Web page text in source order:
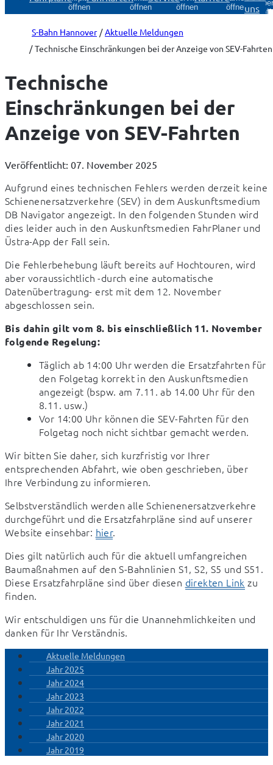
öffnen
öffnen
öffnen
öffnenuns
S-Bahn Hannover
Aktuelle Meldungen
Technische Einschränkungen bei der Anzeige von SEV-Fahrten
Technische
Einschränkungen bei der
Anzeige von SEV-Fahrten
Veröffentlicht: 07. November 2025
Aufgrund eines technischen Fehlers werden derzeit keine
Schienenersatzverkehre (SEV) in dem Auskunftsmedium
DB Navigator angezeigt. In den folgenden Stunden wird
dies leider auch in den Auskunftsmedien FahrPlaner und
Üstra-App der Fall sein.
Die Fehlerbehebung läuft bereits auf Hochtouren, wird
aber voraussichtlich -durch eine automatische
Datenübertragung- erst mit dem 12. November
abgeschlossen sein.
Bis dahin gilt vom 8. bis einschließlich 11. November
folgende Regelung:
Täglich ab 14:00 Uhr werden die Ersatzfahrten für
den Folgetag korrekt in den Auskunftsmedien
angezeigt (bspw. am 7.11. ab 14.00 Uhr für den
8.11. usw.)
Vor 14:00 Uhr können die SEV-Fahrten für den
Folgetag noch nicht sichtbar gemacht werden.
Wir bitten Sie daher, sich kurzfristig vor Ihrer
entsprechenden Abfahrt, wie oben geschrieben, über
Ihre Verbindung zu informieren.
Selbstverständlich werden alle Schienenersatzverkehre
durchgeführt und die Ersatzfahrpläne sind auf unserer
Website einsehbar: hier.
Dies gilt natürlich auch für die aktuell umfangreichen
Baumaßnahmen auf den S-Bahnlinien S1, S2, S5 und S51.
Diese Ersatzfahrpläne sind über diesen direkten Link zu
finden.
Wir entschuldigen uns für die Unannehmlichkeiten und
danken für Ihr Verständnis.
Aktuelle Meldungen
Jahr 2025
Jahr 2024
Jahr 2023
Jahr 2022
Jahr 2021
Jahr 2020
Jahr 2019